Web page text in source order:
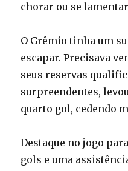
chorar ou se
O Grêmio tinha um
escapar. Precisava
seus reservas
surpreendentes,
quarto gol, cedendo
Destaque no jogo
gols e uma